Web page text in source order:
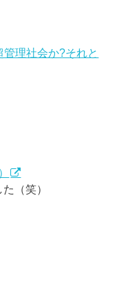
理社会か?それと
（笑）